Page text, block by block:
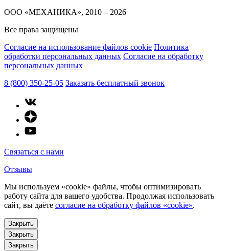
ООО «МЕХАНИКА», 2010 – 2026
Все права защищены
Согласие на использование файлов cookie Политика
обработки персональных данных Согласие на обработку
персональных данных
8 (800) 350-25-05 Заказать бесплатный звонок
Связаться с нами
Отзывы
Мы используем «cookie» файлы, чтобы оптимизировать
работу сайта для вашего удобства. Продолжая использовать
сайт, вы даёте согласие на обработку файлов «cookie».
Закрыть
Закрыть
Закрыть